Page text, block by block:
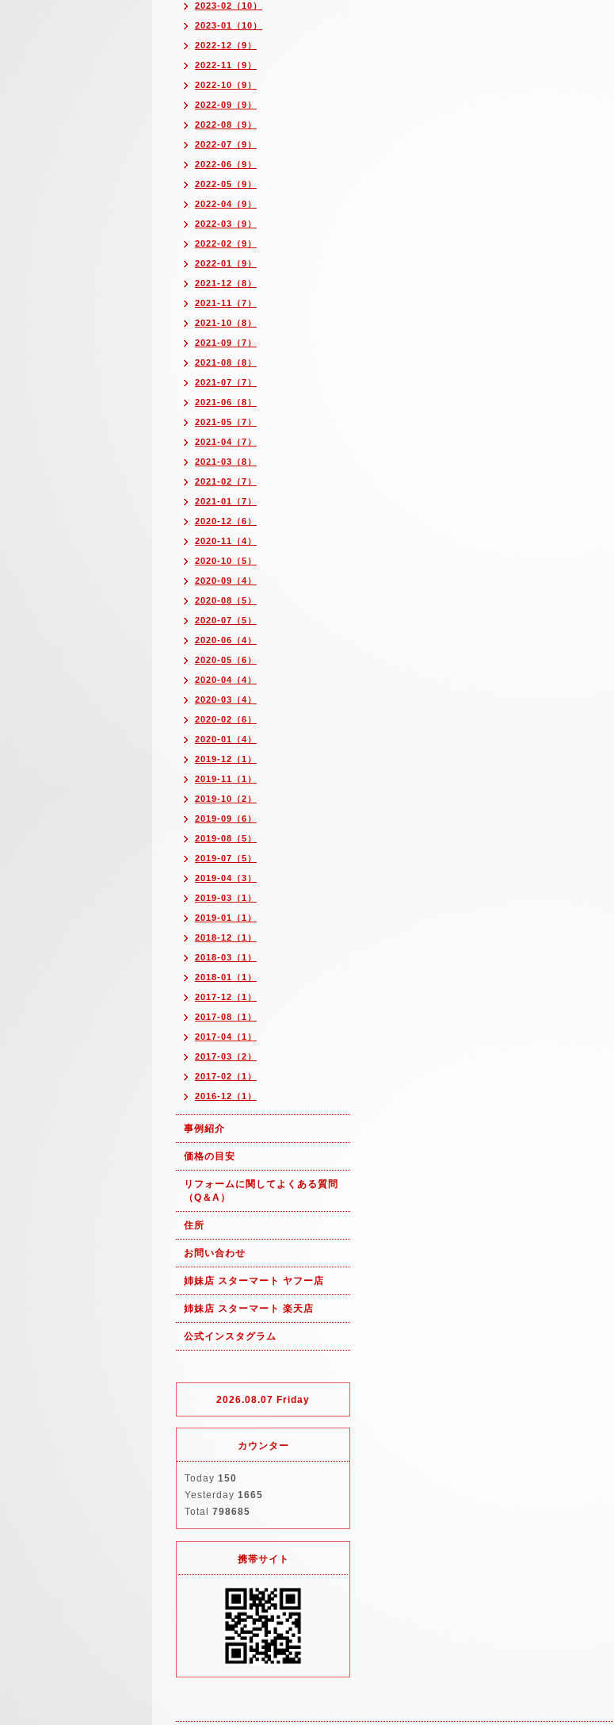
2023-02（10）
2023-01（10）
2022-12（9）
2022-11（9）
2022-10（9）
2022-09（9）
2022-08（9）
2022-07（9）
2022-06（9）
2022-05（9）
2022-04（9）
2022-03（9）
2022-02（9）
2022-01（9）
2021-12（8）
2021-11（7）
2021-10（8）
2021-09（7）
2021-08（8）
2021-07（7）
2021-06（8）
2021-05（7）
2021-04（7）
2021-03（8）
2021-02（7）
2021-01（7）
2020-12（6）
2020-11（4）
2020-10（5）
2020-09（4）
2020-08（5）
2020-07（5）
2020-06（4）
2020-05（6）
2020-04（4）
2020-03（4）
2020-02（6）
2020-01（4）
2019-12（1）
2019-11（1）
2019-10（2）
2019-09（6）
2019-08（5）
2019-07（5）
2019-04（3）
2019-03（1）
2019-01（1）
2018-12（1）
2018-03（1）
2018-01（1）
2017-12（1）
2017-08（1）
2017-04（1）
2017-03（2）
2017-02（1）
2016-12（1）
事例紹介
価格の目安
リフォームに関してよくある質問
（Q＆A）
住所
お問い合わせ
姉妹店 スターマート ヤフー店
姉妹店 スターマート 楽天店
公式インスタグラム
2026.08.07 Friday
カウンター
Today 150
Yesterday 1665
Total 798685
携帯サイト